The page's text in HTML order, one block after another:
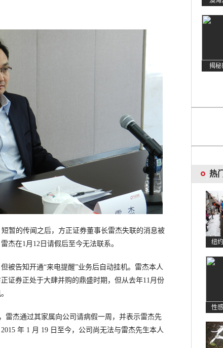
短暂的传闻之后，方正证券董事长雷杰失联的消息被
杰在1月 12 日请假后至今无法联系。
被告知开通“来电提醒”业务后自动挂机。雷杰本人
证券正处于大肆并购的鼎盛时期，但从去年11月份
雷杰通过其家属向公司请病假一周，并表示雷杰先
2015 年 1 月 19 日至今，公司尚无法与雷杰先生本人
热
纽
性